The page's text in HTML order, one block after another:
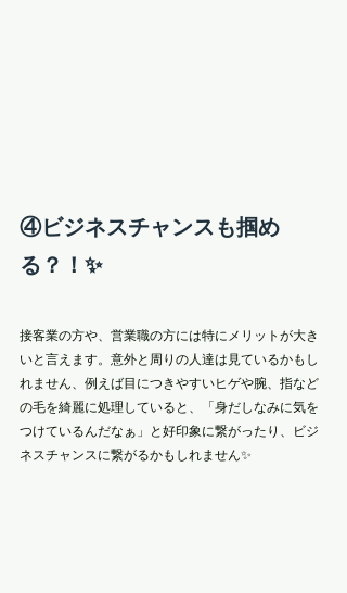
④ビジネスチャンスも掴め
る？！✨
接客業の方や、営業職の方には特にメリットが大き
いと言えます。意外と周りの人達は見ているかもし
れません、例えば目につきやすいヒゲや腕、指など
の毛を綺麗に処理していると、「身だしなみに気を
つけているんだなぁ」と好印象に繋がったり、ビジ
ネスチャンスに繋がるかもしれません✨